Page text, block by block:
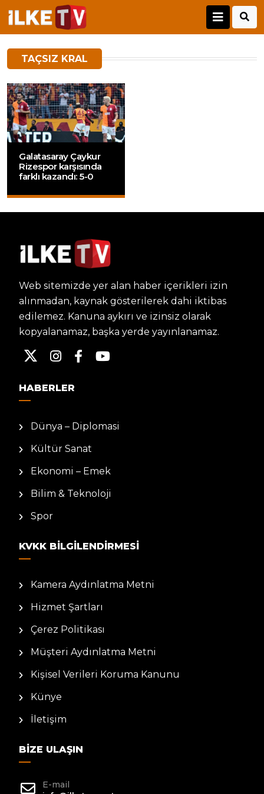
TAÇSIZ KRAL
Galatasaray Çaykur
Rizespor karşısında
farklı kazandı: 5-0
Web sitemizde yer alan haber içerikleri izin
alınmadan, kaynak gösterilerek dahi iktibas
edilemez. Kanuna aykırı ve izinsiz olarak
kopyalanamaz, başka yerde yayınlanamaz.
HABERLER
Dünya – Diplomasi
Kültür Sanat
Ekonomi – Emek
Bilim & Teknoloji
Spor
KVKK BILGILENDIRMESI
Kamera Aydınlatma Metni
Hizmet Şartları
Çerez Politikası
Müşteri Aydınlatma Metni
Kişisel Verileri Koruma Kanunu
Künye
İletişim
BIZE ULAŞIN
E-mail